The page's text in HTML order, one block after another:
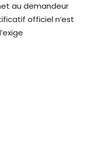
au demandeur
officiel n’est